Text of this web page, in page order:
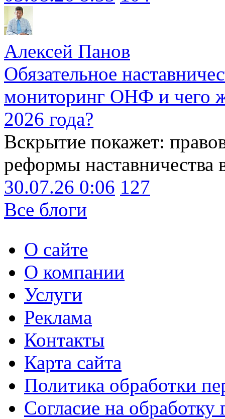
Алексей Панов
Обязательное
мониторинг ОНФ и чего
2026 года?
Вскрытие покажет:
реформы наставничества
30.07.26 0:06 127
Все блоги
О сайте
О компании
Услуги
Реклама
Контакты
Карта сайта
Политика обработки
Согласие на